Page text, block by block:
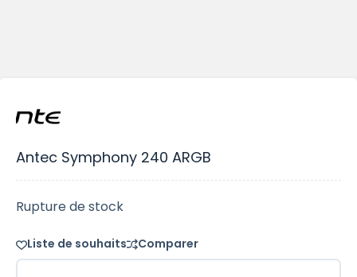
Antec Symphony 240 ARGB
Rupture de stock
Liste de souhaits Comparer